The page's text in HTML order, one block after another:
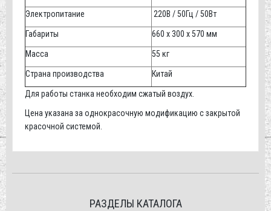
Электропитание 220В / 50Гц / 50Вт
Габариты 660 х 300 х 570 мм
Масса 55 кг
Страна производства Китай
Для работы станка необходим сжатый воздух.
Цена указана за однокрасочную модификацию с закрытой
красочной системой.
РАЗДЕЛЫ КАТАЛОГА